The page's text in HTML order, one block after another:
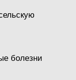
болезни